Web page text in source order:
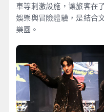
車等刺激設施，讓旅客在
娛樂與冒險體驗，是結合
樂園。